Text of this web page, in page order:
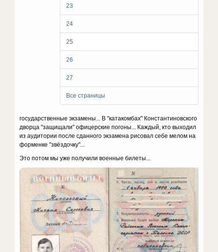
23
24
25
26
27
Все страницы
государственные экзамены... В "катакомбах" Константиновского
дворца "защищали" офицерские погоны... Каждый, кто выходил
из аудитории после сданного экзамена рисовал себе мелом на
форменке "звёздочку"...
Это потом мы уже получили военные билеты...